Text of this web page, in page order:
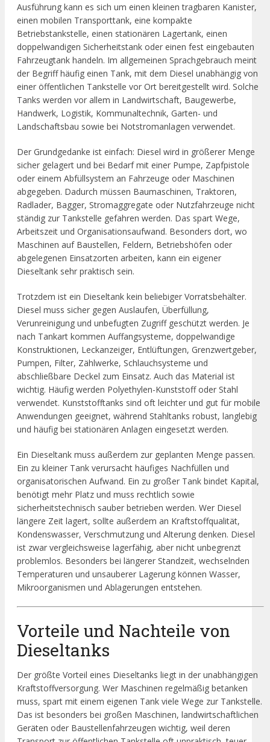
Ausführung kann es sich um einen kleinen tragbaren Kanister,
einen mobilen Transporttank, eine kompakte
Betriebstankstelle, einen stationären Lagertank, einen
doppelwandigen Sicherheitstank oder einen fest eingebauten
Fahrzeugtank handeln. Im allgemeinen Sprachgebrauch meint
der Begriff häufig einen Tank, mit dem Diesel unabhängig von
einer öffentlichen Tankstelle vor Ort bereitgestellt wird. Solche
Tanks werden vor allem in Landwirtschaft, Baugewerbe,
Handwerk, Logistik, Kommunaltechnik, Garten- und
Landschaftsbau sowie bei Notstromanlagen verwendet.
Der Grundgedanke ist einfach: Diesel wird in größerer Menge
sicher gelagert und bei Bedarf mit einer Pumpe, Zapfpistole
oder einem Abfüllsystem an Fahrzeuge oder Maschinen
abgegeben. Dadurch müssen Baumaschinen, Traktoren,
Radlader, Bagger, Stromaggregate oder Nutzfahrzeuge nicht
ständig zur Tankstelle gefahren werden. Das spart Wege,
Arbeitszeit und Organisationsaufwand. Besonders dort, wo
Maschinen auf Baustellen, Feldern, Betriebshöfen oder
abgelegenen Einsatzorten arbeiten, kann ein eigener
Dieseltank sehr praktisch sein.
Trotzdem ist ein Dieseltank kein beliebiger Vorratsbehälter.
Diesel muss sicher gegen Auslaufen, Überfüllung,
Verunreinigung und unbefugten Zugriff geschützt werden. Je
nach Tankart kommen Auffangsysteme, doppelwandige
Konstruktionen, Leckanzeiger, Entlüftungen, Grenzwertgeber,
Pumpen, Filter, Zählwerke, Schlauchsysteme und
abschließbare Deckel zum Einsatz. Auch das Material ist
wichtig. Häufig werden Polyethylen-Kunststoff oder Stahl
verwendet. Kunststofftanks sind oft leichter und gut für mobile
Anwendungen geeignet, während Stahltanks robust, langlebig
und häufig bei stationären Anlagen eingesetzt werden.
Ein Dieseltank muss außerdem zur geplanten Menge passen.
Ein zu kleiner Tank verursacht häufiges Nachfüllen und
organisatorischen Aufwand. Ein zu großer Tank bindet Kapital,
benötigt mehr Platz und muss rechtlich sowie
sicherheitstechnisch sauber betrieben werden. Wer Diesel
längere Zeit lagert, sollte außerdem an Kraftstoffqualität,
Kondenswasser, Verschmutzung und Alterung denken. Diesel
ist zwar vergleichsweise lagerfähig, aber nicht unbegrenzt
problemlos. Besonders bei längerer Standzeit, wechselnden
Temperaturen und unsauberer Lagerung können Wasser,
Mikroorganismen und Ablagerungen entstehen.
Vorteile und Nachteile von
Dieseltanks
Der größte Vorteil eines Dieseltanks liegt in der unabhängigen
Kraftstoffversorgung. Wer Maschinen regelmäßig betanken
muss, spart mit einem eigenen Tank viele Wege zur Tankstelle.
Das ist besonders bei großen Maschinen, landwirtschaftlichen
Geräten oder Baustellenfahrzeugen wichtig, weil deren